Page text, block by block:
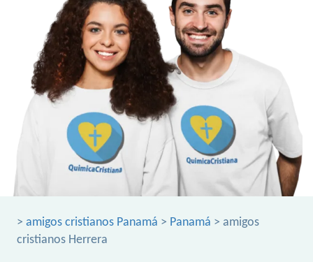
> amigos cristianos Panamá > Panamá > amigos
cristianos Herrera